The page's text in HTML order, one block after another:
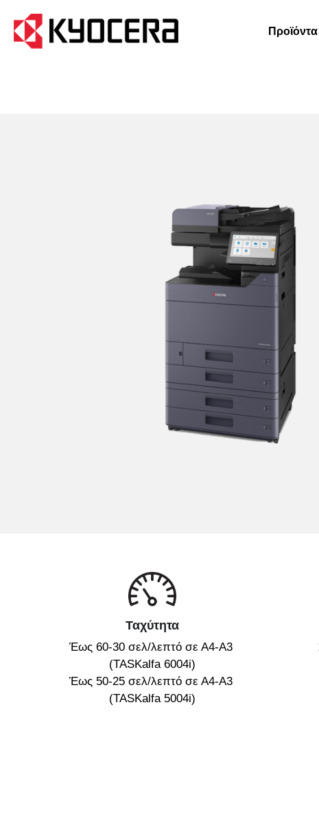
Προϊόντα
Ταχύτητα
Έως 60-30 σελ/λεπτό σε Α4-Α3
(TASKalfa 6004i)
Έως 50-25 σελ/λεπτό σε Α4-Α3
(TASKalfa 5004i)